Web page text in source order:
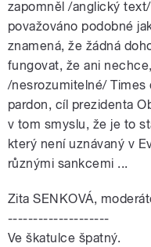
zapomněl /anglický
považováno podobné
znamená, že žádná
fungovat, že ani
/nesrozumitelné/ Times
pardon, cíl prezidenta
v tom smyslu, že je to
který není uznávaný v
různými sankcemi ...
Zita SENKOVÁ,
--------------------
Ve škatulce špatný.